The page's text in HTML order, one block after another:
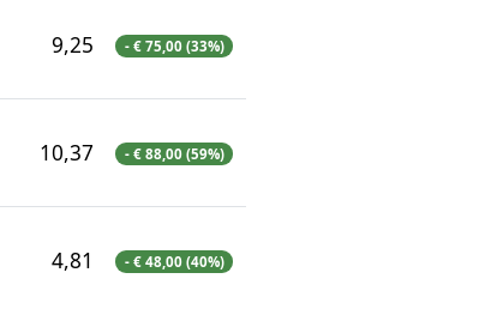
9,25 - € 75,00 (33%)
10,37 - € 88,00 (59%)
4,81 - € 48,00 (40%)